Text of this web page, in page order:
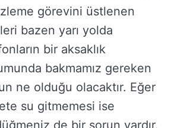
görevini üstlenen
bazen yarı yolda
bir aksaklık
bakmamız gereken
ne olduğu olacaktır. Eğer
su gitmemesi ise
de bir sorun vardır.